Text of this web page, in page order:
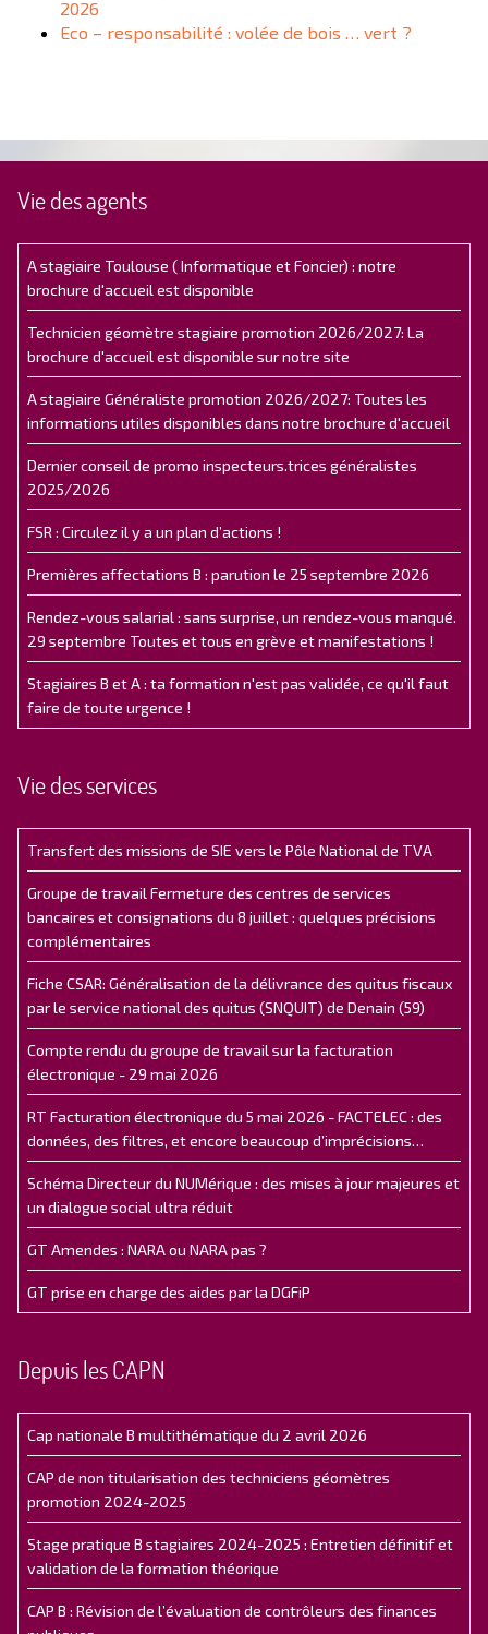
2026
Eco – responsabilité : volée de bois … vert ?
Vie des agents
A stagiaire Toulouse ( Informatique et Foncier) : notre
brochure d'accueil est disponible
Technicien géomètre stagiaire promotion 2026/2027: La
brochure d'accueil est disponible sur notre site
A stagiaire Généraliste promotion 2026/2027: Toutes les
informations utiles disponibles dans notre brochure d'accueil
Dernier conseil de promo inspecteurs.trices généralistes
2025/2026
FSR : Circulez il y a un plan d’actions !
Premières affectations B : parution le 25 septembre 2026
Rendez-vous salarial : sans surprise, un rendez-vous manqué.
29 septembre Toutes et tous en grève et manifestations !
Stagiaires B et A : ta formation n'est pas validée, ce qu'il faut
faire de toute urgence !
Vie des services
Transfert des missions de SIE vers le Pôle National de TVA
Groupe de travail Fermeture des centres de services
bancaires et consignations du 8 juillet : quelques précisions
complémentaires
Fiche CSAR: Généralisation de la délivrance des quitus fiscaux
par le service national des quitus (SNQUIT) de Denain (59)
Compte rendu du groupe de travail sur la facturation
électronique - 29 mai 2026
RT Facturation électronique du 5 mai 2026 - FACTELEC : des
données, des filtres, et encore beaucoup d’imprécisions…
Schéma Directeur du NUMérique : des mises à jour majeures et
un dialogue social ultra réduit
GT Amendes : NARA ou NARA pas ?
GT prise en charge des aides par la DGFiP
Depuis les CAPN
Cap nationale B multithématique du 2 avril 2026
CAP de non titularisation des techniciens géomètres
promotion 2024-2025
Stage pratique B stagiaires 2024-2025 : Entretien définitif et
validation de la formation théorique
CAP B : Révision de l’évaluation de contrôleurs des finances